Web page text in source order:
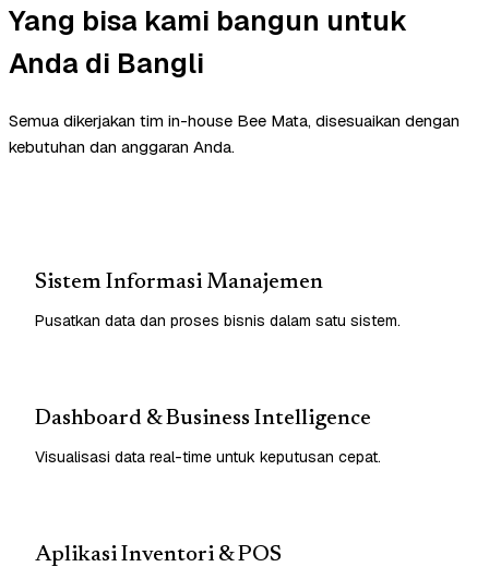
Yang bisa kami bangun untuk
Anda di Bangli
Semua dikerjakan tim in-house Bee Mata, disesuaikan dengan
kebutuhan dan anggaran Anda.
Sistem Informasi Manajemen
Pusatkan data dan proses bisnis dalam satu sistem.
Dashboard & Business Intelligence
Visualisasi data real-time untuk keputusan cepat.
Aplikasi Inventori & POS